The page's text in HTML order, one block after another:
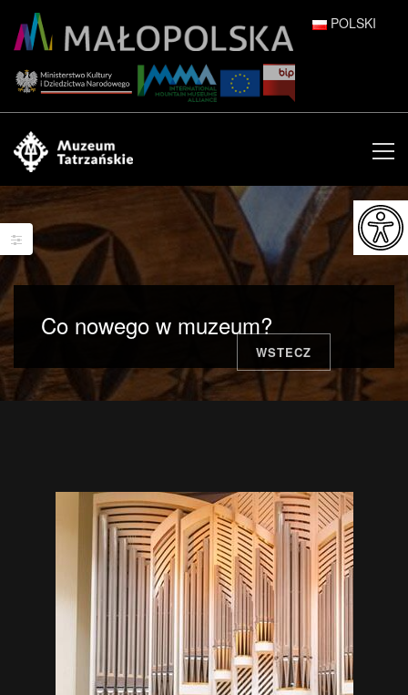
POLSKI
ENGLISH
ESPAÑOL
FRANÇAIS
ITALIANO
日本語
Co nowego w muzeum?
WSTECZ